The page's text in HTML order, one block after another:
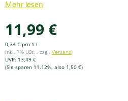
Mehr lesen
11,99 €
0,34 € pro 1 l
inkl. 7% USt. , zzgl. Versand
UVP: 13,49 €
(Sie sparen 11.12%, also 1,50 €)